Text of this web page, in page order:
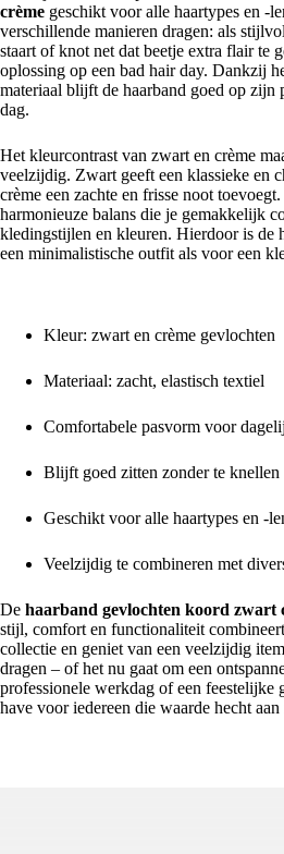
crème geschikt voor alle haartypes en -
verschillende manieren dragen: als
staart of knot net dat beetje extra flair te
oplossing op een bad hair day. Dankzij
materiaal blijft de haarband goed op zijn
dag.
Het kleurcontrast van zwart en crème
veelzijdig. Zwart geeft een klassieke en
crème een zachte en frisse noot
harmonieuze balans die je gemakkelijk
kledingstijlen en kleuren. Hierdoor is de
een minimalistische outfit als voor een
Kleur: zwart en crème gevlochten
Materiaal: zacht, elastisch textiel
Comfortabele pasvorm voor
Blijft goed zitten zonder te knellen
Geschikt voor alle haartypes en -
Veelzijdig te combineren met
De haarband gevlochten koord zwart
stijl, comfort en functionaliteit
collectie en geniet van een veelzijdig
dragen – of het nu gaat om een
professionele werkdag of een feestelijke
have voor iedereen die waarde hecht